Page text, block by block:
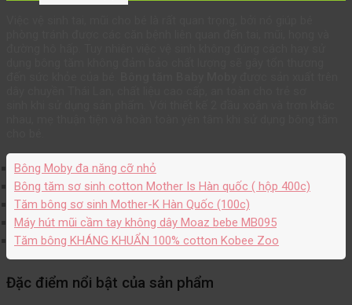
Bông Moby đa năng cỡ nhỏ
Bông tăm sơ sinh cotton Mother Is Hàn quốc ( hộp 400c)
Tăm bông sơ sinh Mother-K Hàn Quốc (100c)
Máy hút mũi cầm tay không dây Moaz bebe MB095
Tăm bông KHÁNG KHUẨN 100% cotton Kobee Zoo
Đặc điểm nổi bật của sản phẩm